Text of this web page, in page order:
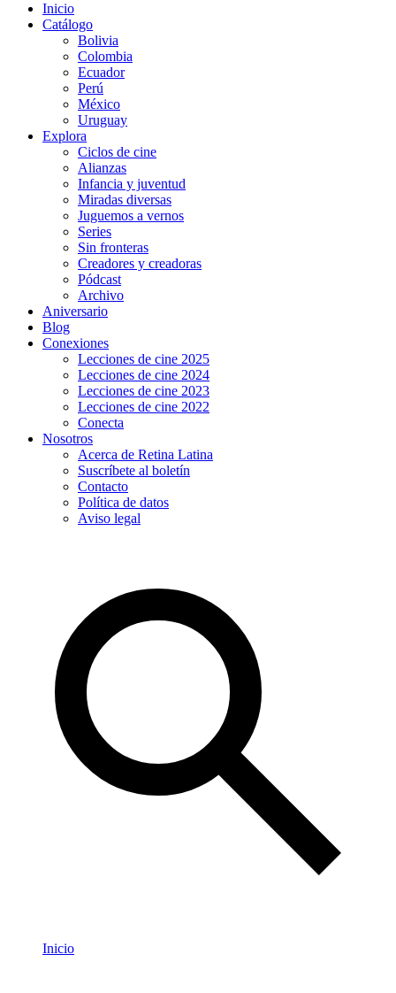
Inicio
Catálogo
Bolivia
Colombia
Ecuador
Perú
México
Uruguay
Explora
Ciclos de cine
Alianzas
Infancia y juventud
Miradas diversas
Juguemos a vernos
Series
Sin fronteras
Creadores y creadoras
Pódcast
Archivo
Aniversario
Blog
Conexiones
Lecciones de cine 2025
Lecciones de cine 2024
Lecciones de cine 2023
Lecciones de cine 2022
Conecta
Nosotros
Acerca de Retina Latina
Suscríbete al boletín
Contacto
Política de datos
Aviso legal
Inicio